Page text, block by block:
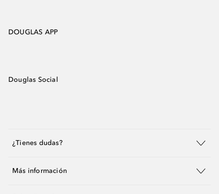
DOUGLAS APP
Douglas Social
¿Tienes dudas?
Más información